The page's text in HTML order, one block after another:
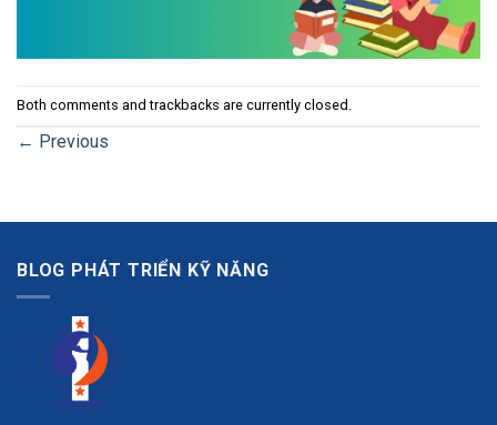
Both comments and trackbacks are currently closed.
← Previous
BLOG PHÁT TRIỂN KỸ NĂNG